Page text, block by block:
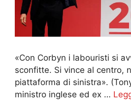
«Con Corbyn i labouristi si
sconfitte. Si vince al centro,
piattaforma di sinistra».
ministro inglese ed ex …